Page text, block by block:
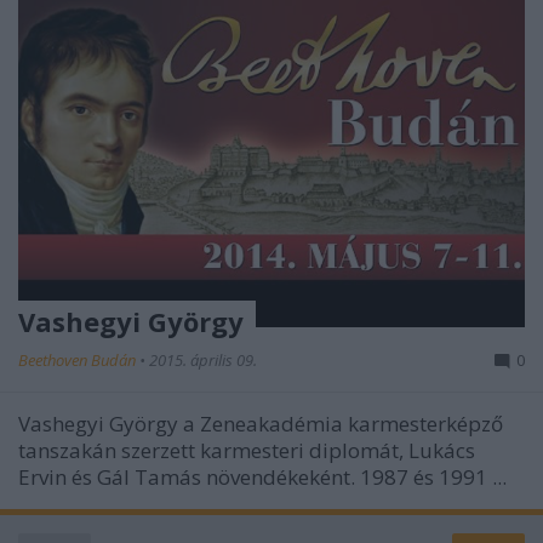
Vashegyi György
Beethoven Budán • 2015. április 09. 0
Vashegyi György a Zeneakadémia karmesterképző
tanszakán szerzett karmesteri diplomát, Lukács
Ervin és Gál Tamás növendékeként. 1987 és 1991 ...